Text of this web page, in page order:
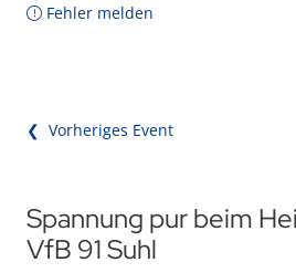
Fehler melden
❮ Vorheriges Event
Spannung pur beim
VfB 91 Suhl